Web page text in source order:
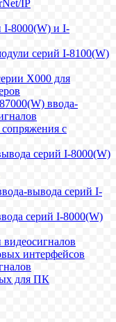
IP
I-8000(W) и I-
серий I-8100(W)
X000 для
ввода-
с
серий I-8000(W)
вывода серий I-
серий I-8000(W)
видеосигналов
интерфейсов
для ПК